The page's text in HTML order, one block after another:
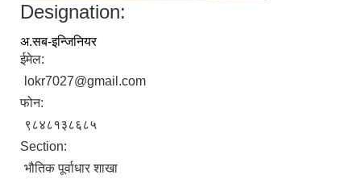
Designation:
अ.सब-इन्जिनियर
ईमेल:
lokr7027@gmail.com
फोन:
९८४८१३८६८५
Section:
भौतिक पूर्वाधार शाखा